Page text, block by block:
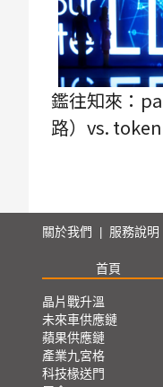
鑑往知來：
路）vs. token
關於我們 服務說明
首頁
晶片戰升溫
未來車供應鏈
蘋果供應鏈
產業九宮格
科技椽送門